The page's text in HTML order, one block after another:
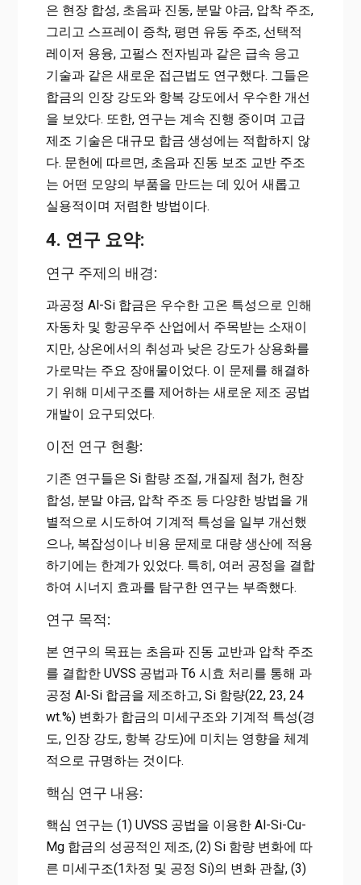
은 현장 합성, 초음파 진동, 분말 야금, 압착 주조,
그리고 스프레이 증착, 평면 유동 주조, 선택적
레이저 용융, 고펄스 전자빔과 같은 급속 응고
기술과 같은 새로운 접근법도 연구했다. 그들은
합금의 인장 강도와 항복 강도에서 우수한 개선
을 보았다. 또한, 연구는 계속 진행 중이며 고급
제조 기술은 대규모 합금 생성에는 적합하지 않
다. 문헌에 따르면, 초음파 진동 보조 교반 주조
는 어떤 모양의 부품을 만드는 데 있어 새롭고
실용적이며 저렴한 방법이다.
4. 연구 요약:
연구 주제의 배경:
과공정 Al-Si 합금은 우수한 고온 특성으로 인해
자동차 및 항공우주 산업에서 주목받는 소재이
지만, 상온에서의 취성과 낮은 강도가 상용화를
가로막는 주요 장애물이었다. 이 문제를 해결하
기 위해 미세구조를 제어하는 새로운 제조 공법
개발이 요구되었다.
이전 연구 현황:
기존 연구들은 Si 함량 조절, 개질제 첨가, 현장
합성, 분말 야금, 압착 주조 등 다양한 방법을 개
별적으로 시도하여 기계적 특성을 일부 개선했
으나, 복잡성이나 비용 문제로 대량 생산에 적용
하기에는 한계가 있었다. 특히, 여러 공정을 결합
하여 시너지 효과를 탐구한 연구는 부족했다.
연구 목적:
본 연구의 목표는 초음파 진동 교반과 압착 주조
를 결합한 UVSS 공법과 T6 시효 처리를 통해 과
공정 Al-Si 합금을 제조하고, Si 함량(22, 23, 24
wt.%) 변화가 합금의 미세구조와 기계적 특성(경
도, 인장 강도, 항복 강도)에 미치는 영향을 체계
적으로 규명하는 것이다.
핵심 연구 내용:
핵심 연구는 (1) UVSS 공법을 이용한 Al-Si-Cu-
Mg 합금의 성공적인 제조, (2) Si 함량 변화에 따
른 미세구조(1차정 및 공정 Si)의 변화 관찰, (3)